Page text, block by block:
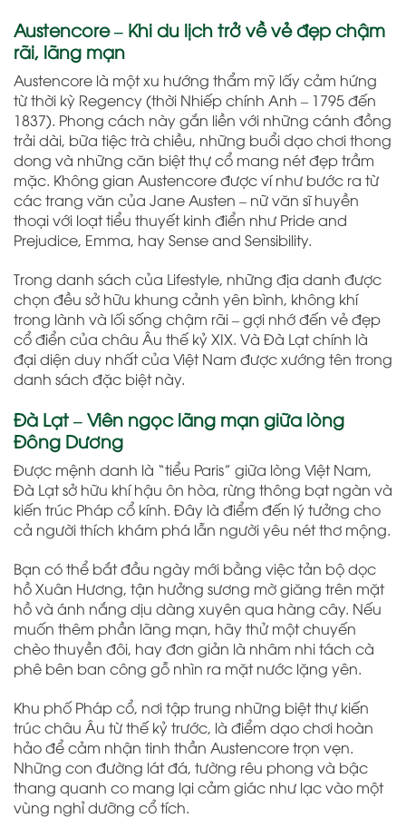
Austencore – Khi du lịch trở về vẻ đẹp chậm
rãi, lãng mạn
Austencore là một xu hướng thẩm mỹ lấy cảm hứng
từ thời kỳ Regency (thời Nhiếp chính Anh – 1795 đến
1837). Phong cách này gắn liền với những cánh đồng
trải dài, bữa tiệc trà chiều, những buổi dạo chơi thong
dong và những căn biệt thự cổ mang nét đẹp trầm
mặc. Không gian Austencore được ví như bước ra từ
các trang văn của Jane Austen – nữ văn sĩ huyền
thoại với loạt tiểu thuyết kinh điển như Pride and
Prejudice, Emma, hay Sense and Sensibility.
Trong danh sách của Lifestyle, những địa danh được
chọn đều sở hữu khung cảnh yên bình, không khí
trong lành và lối sống chậm rãi – gợi nhớ đến vẻ đẹp
cổ điển của châu Âu thế kỷ XIX. Và Đà Lạt chính là
đại diện duy nhất của Việt Nam được xướng tên trong
danh sách đặc biệt này.
Đà Lạt – Viên ngọc lãng mạn giữa lòng
Đông Dương
Được mệnh danh là “tiểu Paris” giữa lòng Việt Nam,
Đà Lạt sở hữu khí hậu ôn hòa, rừng thông bạt ngàn và
kiến trúc Pháp cổ kính. Đây là điểm đến lý tưởng cho
cả người thích khám phá lẫn người yêu nét thơ mộng.
Bạn có thể bắt đầu ngày mới bằng việc tản bộ dọc
hồ Xuân Hương, tận hưởng sương mờ giăng trên mặt
hồ và ánh nắng dịu dàng xuyên qua hàng cây. Nếu
muốn thêm phần lãng mạn, hãy thử một chuyến
chèo thuyền đôi, hay đơn giản là nhâm nhi tách cà
phê bên ban công gỗ nhìn ra mặt nước lặng yên.
Khu phố Pháp cổ, nơi tập trung những biệt thự kiến
trúc châu Âu từ thế kỷ trước, là điểm dạo chơi hoàn
hảo để cảm nhận tinh thần Austencore trọn vẹn.
Những con đường lát đá, tường rêu phong và bậc
thang quanh co mang lại cảm giác như lạc vào một
vùng nghỉ dưỡng cổ tích.